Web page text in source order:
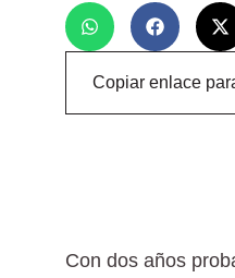
Copiar enlace
Con dos años